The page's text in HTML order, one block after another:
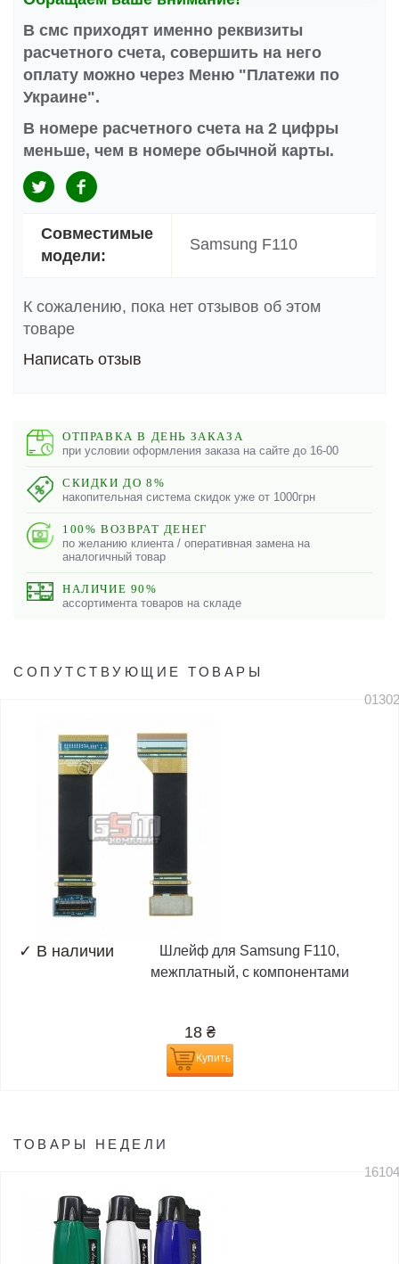
В смс приходят именно реквизиты
расчетного счета, совершить на него
оплату можно через Меню "Платежи по
Украине".
В номере расчетного счета на 2 цифры
меньше, чем в номере обычной карты.
Совместимые
модели:
Samsung F110
К сожалению, пока нет отзывов об этом
товаре
Написать отзыв
ОТПРАВКА В ДЕНЬ ЗАКАЗА
при условии оформления заказа на сайте до 16-00
СКИДКИ ДО 8%
накопительная система скидок уже от 1000грн
100% ВОЗВРАТ ДЕНЕГ
по желанию клиента / оперативная замена на
аналогичный товар
НАЛИЧИЕ 90%
ассортимента товаров на складе
СОПУТСТВУЮЩИЕ ТОВАРЫ
✓ В наличии
Шлейф для Samsung F110,
межплатный, с компонентами
18 ₴
Купить
ТОВАРЫ НЕДЕЛИ